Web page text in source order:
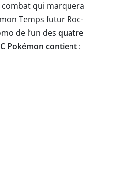
combat qui marquera
Temps futur Roc-
de l’un des quatre
Pokémon contient :